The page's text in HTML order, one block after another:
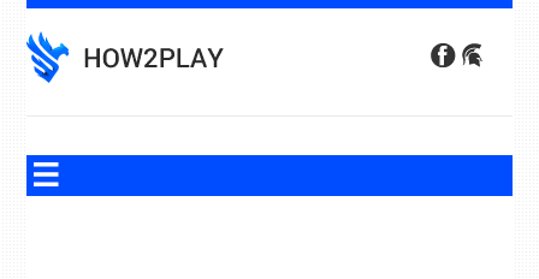
to
content